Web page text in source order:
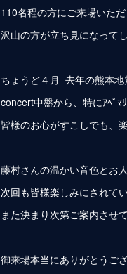
110名程の方にご来場いただ
沢山の方が立ち見になって
ちょうど４月 去年の熊本地
concert中盤から、特にｱﾍﾞﾏ
皆様のお心がすこしでも、
藤村さんの温かい音色とお人
次回も皆様楽しみにされてい
また決まり次第ご案内させ
御来場本当にありがとうご